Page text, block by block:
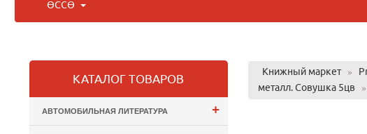
ӨССӨ
Книжный маркет »
металл. Совушка 5цв
»
КАТАЛОГ ТОВАРОВ
+
АВТОМОБИЛЬНАЯ ЛИТЕРАТУРА